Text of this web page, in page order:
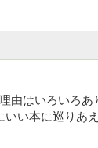
由はいろいろあ
い本に巡りあえ